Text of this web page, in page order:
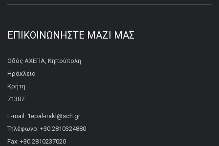
ΕΠΙΚΟΙΝΩΝΉΣΤΕ ΜΑΖΊ ΜΑΣ
Οδός ΑΧΕΠΑ, Κηπούπολη
Ηράκλειο
Κρήτη
71307
E-mail: 1epal-irakl@sch.gr
Τηλέφωνο: +30 2810324880
Fax: +30 2810237020